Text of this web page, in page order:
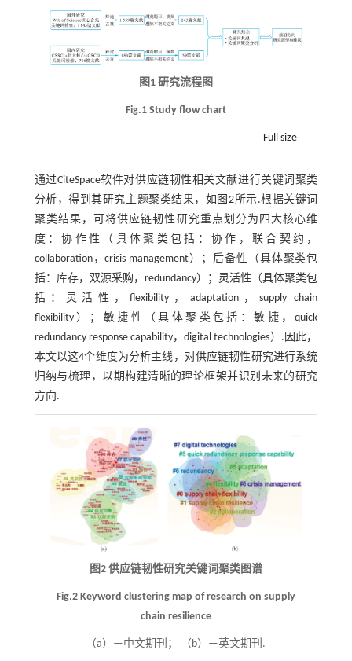
图1 研究流程图
Fig.1 Study flow chart
Full size
通过CiteSpace软件对供应链韧性相关文献进行关键词聚类
分析，得到其研究主题聚类结果，如 图2所示.根据关键词
聚类结果，可将供应链韧性研究重点划分为四大核心维
度：协作性（具体聚类包括：协作，联合契约，
collaboration，crisis management）；后备性（具体聚类包
括：库存，双源采购，redundancy）；灵活性（具体聚类包
括：灵活性，flexibility，adaptation，supply chain
flexibility）；敏捷性（具体聚类包括：敏捷，quick
redundancy response capability，digital technologies）.因此，
本文以这4个维度为分析主线，对供应链韧性研究进行系统
归纳与梳理，以期构建清晰的理论框架并识别未来的研究
方向.
图2 供应链韧性研究关键词聚类图谱
Fig.2 Keyword clustering map of research on supply
chain resilience
（a）—中文期刊； （b）—英文期刊.